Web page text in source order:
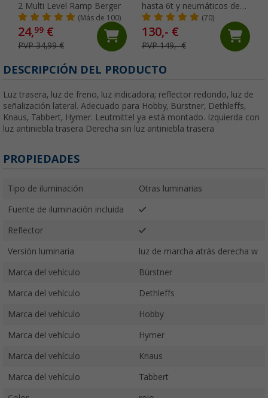
2 Multi Level Ramp Berger
(Más de 100)
24,99 €
PVP 34,99 €
hasta 6t y neumáticos de
hasta 30,5 cm Camper 2.0
Flat-Jack
(70)
130,- €
PVP 149,- €
DESCRIPCIÓN DEL PRODUCTO
Luz trasera, luz de freno, luz indicadora; reflector redondo, luz de
señalización lateral. Adecuado para Hobby, Bürstner, Dethleffs,
Knaus, Tabbert, Hymer. Leutmittel ya está montado. Izquierda con
luz antiniebla trasera Derecha sin luz antiniebla trasera
PROPIEDADES
Tipo de iluminación Otras luminarias
Fuente de iluminación incluida
Reflector
Versión luminaria luz de marcha atrás derecha w
Marca del vehículo Bürstner
Marca del vehículo Dethleffs
Marca del vehículo Hobby
Marca del vehículo Hymer
Marca del vehículo Knaus
Marca del vehículo Tabbert